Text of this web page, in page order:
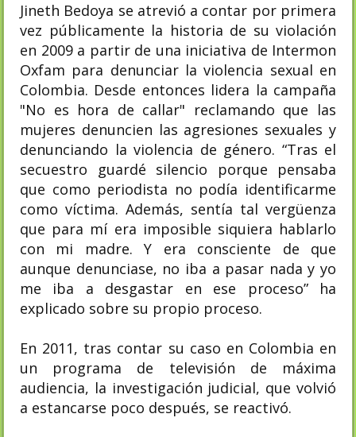
Jineth Bedoya se atrevió a contar por primera
vez públicamente la historia de su violación
en 2009​ a partir de una iniciativa de Intermon
Oxfam para denunciar la violencia sexual en
Colombia. Desde entonces lidera la campaña
"No es hora de callar" reclamando que las
mujeres denuncien las agresiones sexuales y
denunciando la violencia de género. “Tras el
secuestro guardé silencio porque pensaba
que como periodista no podía identificarme
como víctima. Además, sentía tal vergüenza
que para mí era imposible siquiera hablarlo
con mi madre. Y era consciente de que
aunque denunciase, no iba a pasar nada y yo
me iba a desgastar en ese proceso” ha
explicado sobre su propio proceso.
En 2011, tras contar su caso en Colombia en
un programa de televisión de máxima
audiencia, la investigación judicial, que volvió
a estancarse poco después, se reactivó.